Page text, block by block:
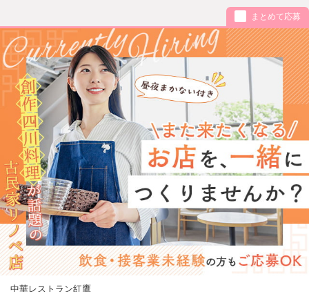
まとめて応募
中華レストラン紅鷹